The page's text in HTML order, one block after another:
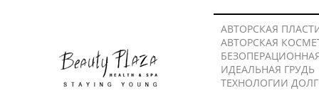
АВТОРСКАЯ
АВТОРСКАЯ
ИДЕАЛЬНАЯ ГРУДЬ
ТЕХНОЛОГИИ